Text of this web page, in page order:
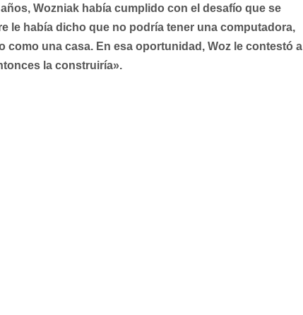
Wozniak había cumplido con el desafío que se
le había dicho que no podría tener una computadora,
una casa. En esa oportunidad, Woz le contestó a
la construiría».